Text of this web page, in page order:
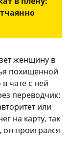
женщину в
похищенной
в чате с ней
переводчик:
или
на карту, так
он проигрался